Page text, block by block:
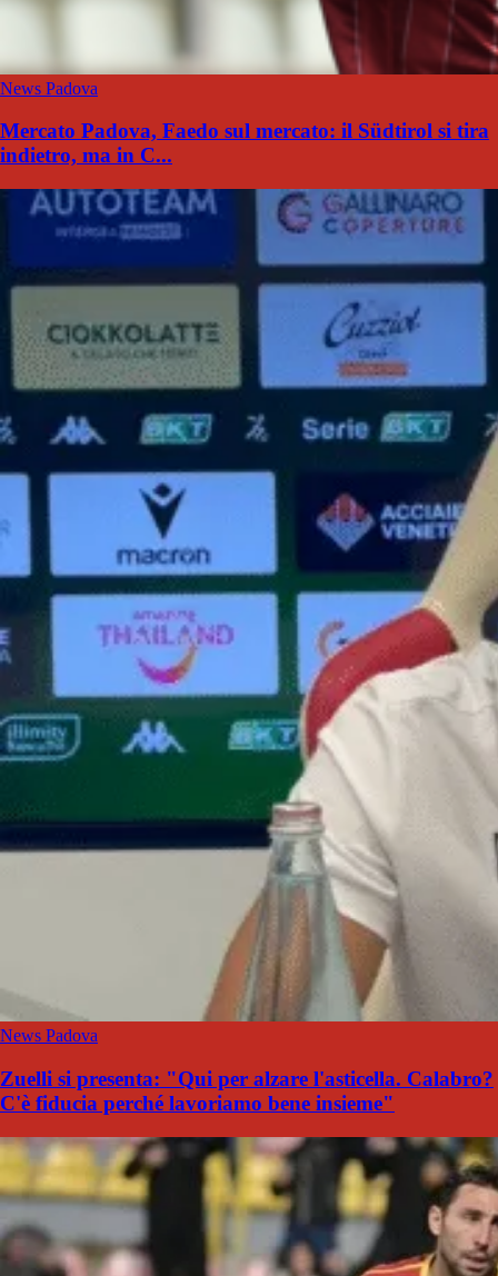
News Padova
Mercato Padova, Faedo sul mercato: il Südtirol si tira
indietro, ma in C...
News Padova
Zuelli si presenta: "Qui per alzare l'asticella. Calabro?
C'è fiducia perché lavoriamo bene insieme"